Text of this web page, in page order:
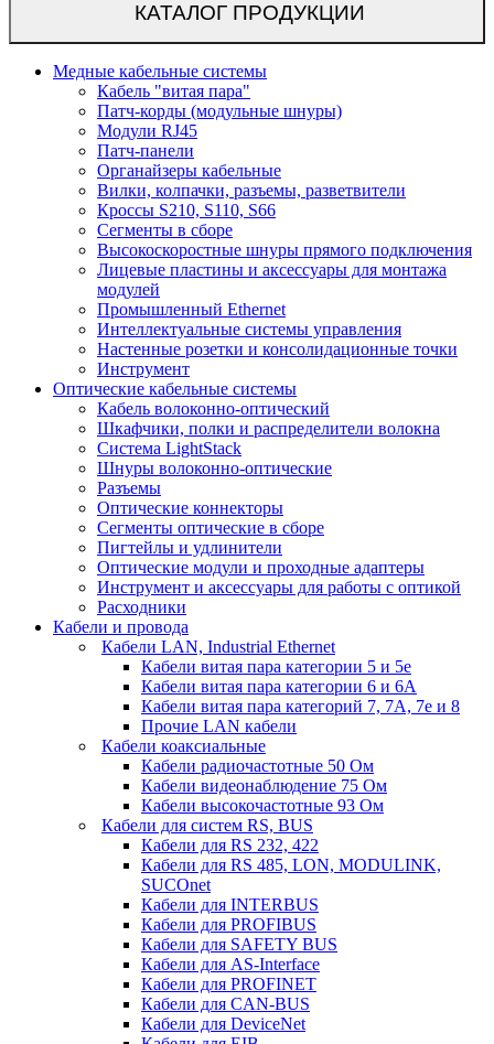
КАТАЛОГ ПРОДУКЦИИ
Медные кабельные системы
Кабель "витая пара"
Патч-корды (модульные шнуры)
Модули RJ45
Патч-панели
Органайзеры кабельные
Вилки, колпачки, разъемы, разветвители
Кроссы S210, S110, S66
Сегменты в сборе
Высокоскоростные шнуры прямого подключения
Лицевые пластины и аксессуары для монтажа
модулей
Промышленный Ethernet
Интеллектуальные системы управления
Настенные розетки и консолидационные точки
Инструмент
Оптические кабельные системы
Кабель волоконно-оптический
Шкафчики, полки и распределители волокна
Система LightStack
Шнуры волоконно-оптические
Разъемы
Оптические коннекторы
Сегменты оптические в сборе
Пигтейлы и удлинители
Оптические модули и проходные адаптеры
Инструмент и аксессуары для работы с оптикой
Расходники
Кабели и провода
Кабели LAN, Industrial Ethernet
Кабели витая пара категории 5 и 5е
Кабели витая пара категории 6 и 6A
Кабели витая пара категорий 7, 7А, 7е и 8
Прочие LAN кабели
Кабели коаксиальные
Кабели радиочастотные 50 Ом
Кабели видеонаблюдение 75 Ом
Кабели высокочастотные 93 Ом
Кабели для систем RS, BUS
Кабели для RS 232, 422
Кабели для RS 485, LON, MODULINK,
SUCOnet
Кабели для INTERBUS
Кабели для PROFIBUS
Кабели для SAFETY BUS
Кабели для AS-Interface
Кабели для PROFINET
Кабели для CAN-BUS
Кабели для DeviceNet